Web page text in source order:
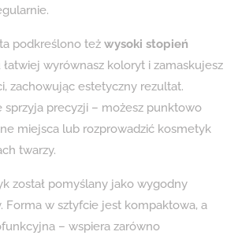
podkreślono też wysoki stopień
łatwiej wyrównasz koloryt i zamaskujesz
zachowując estetyczny rezultat.
sprzyja precyzji – możesz punktowo
miejsca lub rozprowadzić kosmetyk
twarzy.
został pomyślany jako wygodny
Forma w sztyfcie jest kompaktowa, a
– wspiera zarówno